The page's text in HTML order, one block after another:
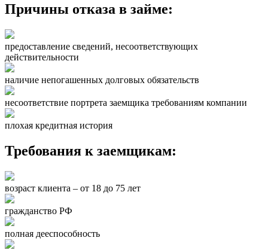
Причины отказа в займе:
предоставление сведений, несоответствующих
действительности
наличие непогашенных долговых обязательств
несоответствие портрета заемщика требованиям компании
плохая кредитная история
Требования к заемщикам:
возраст клиента – от 18 до 75 лет
гражданство РФ
полная дееспособность